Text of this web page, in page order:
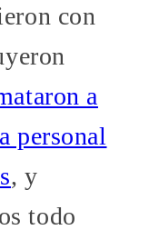
con
a
personal
, y
todo